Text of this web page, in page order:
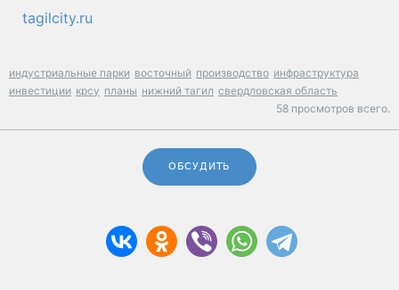
tagilcity.ru
индустриальные парки восточный производство инфраструктура
инвестиции крсу планы нижний тагил свердловская область
58 просмотров всего.
ОБСУДИТЬ